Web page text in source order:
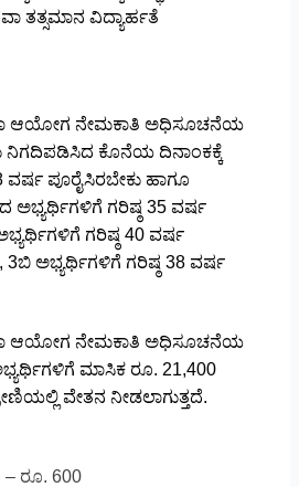
ತತ್ಸಮಾನ ವಿದ್ಯಾರ್ಹತೆ
ಆಯೋಗ ನೇಮಕಾತಿ ಅಧಿಸೂಚನೆಯ
ನಿಗದಿಪಡಿಸಿದ ಕೊನೆಯ ದಿನಾಂಕಕ್ಕೆ
ವರ್ಷ ಪೂರೈಸಿರಬೇಕು ಹಾಗೂ
ಅಭ್ಯರ್ಥಿಗಳಿಗೆ ಗರಿಷ್ಠ 35 ವರ್ಷ
ಗರಿಷ್ಠ 40 ವರ್ಷ
3ಬಿ ಅಭ್ಯರ್ಥಿಗಳಿಗೆ ಗರಿಷ್ಠ 38 ವರ್ಷ
ಆಯೋಗ ನೇಮಕಾತಿ ಅಧಿಸೂಚನೆಯ
ಮಾಸಿಕ ರೂ. 21,400
ವೇತನ ನೀಡಲಾಗುತ್ತದೆ.
– ರೂ. 600